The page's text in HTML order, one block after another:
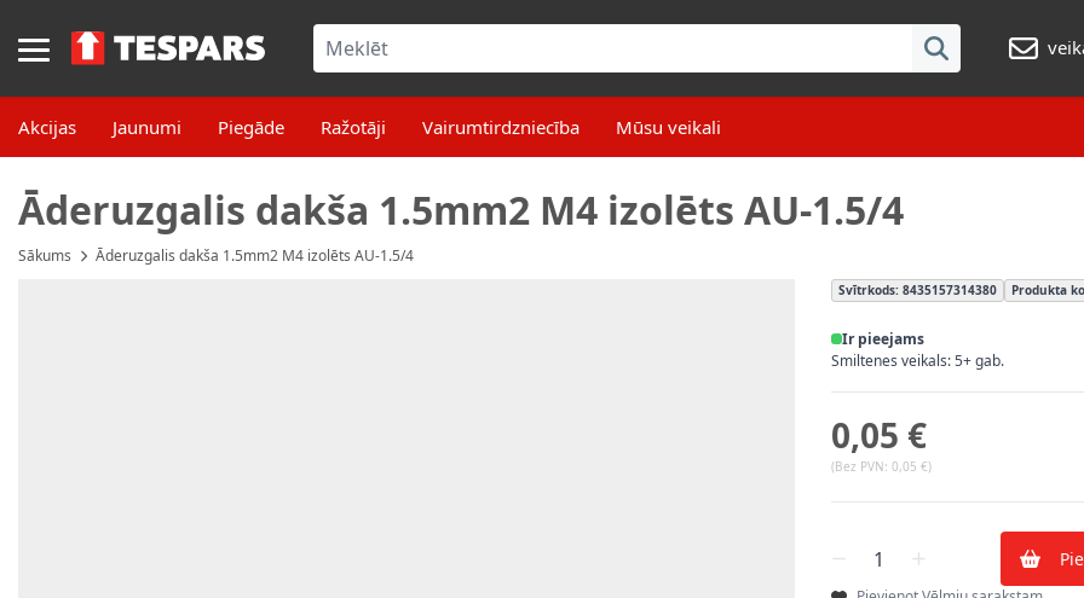
Akcijas Jaunumi Piegāde Ražotāji Vairumtirdzniecība Mūsu veikali
Āderuzgalis dakša 1.5mm2 M4 izolēts AU-1.5/4
Sākums Āderuzgalis dakša 1.5mm2 M4 izolēts AU-1.5/4
Svītrkods: 8435157314380 Produkta
Ir pieejams
Smiltenes veikals: 5+ gab.
0,05 €
(Bez PVN: 0,05 €)
Skaits